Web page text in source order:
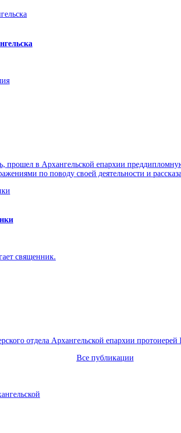
в Архангельской епархии
по поводу своей деятельности и
священник.
отдела Архангельской епархии
Все публикации